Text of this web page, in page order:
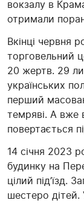
вокзалу в
отримали
Вкінці червня
торговельний
20 жертв. 29
українських
перший
темряві. А вже
повертається
14 січня 2023
будинку на
цілий під’їзд.
шестеро